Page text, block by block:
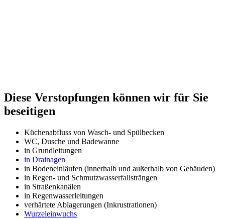
Diese Verstopfungen können wir für Sie
beseitigen
Küchenabfluss von Wasch- und Spülbecken
WC, Dusche und Badewanne
in Grundleitungen
in Drainagen
in Bodeneinläufen (innerhalb und außerhalb von Gebäuden)
in Regen- und Schmutzwasserfallsträngen
in Straßenkanälen
in Regenwasserleitungen
verhärtete Ablagerungen (Inkrustrationen)
Wurzeleinwuchs